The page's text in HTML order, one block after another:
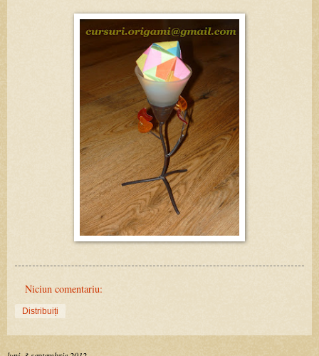
Niciun comentariu:
Distribuiți